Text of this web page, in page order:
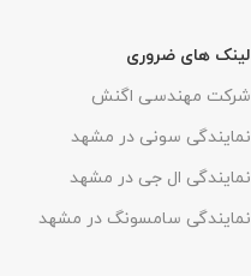
لینک های ضروری
شرکت مهندسی اگنش
نمایندگی سونی در مشهد
نمایندگی ال جی در مشهد
نمایندگی سامسونگ در مشهد